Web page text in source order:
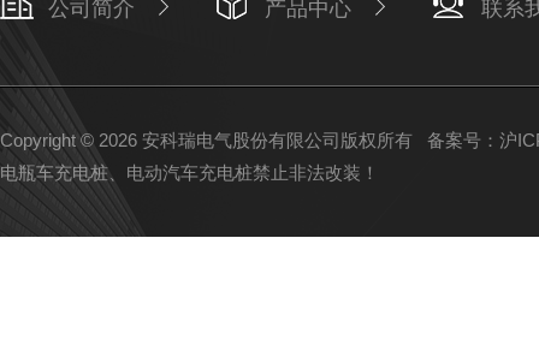
公司简介 产品中心 联系
Copyright © 2026 安科瑞电气股份有限公司版权所有 备案号：沪
电瓶车充电桩、电动汽车充电桩禁止非法改装！